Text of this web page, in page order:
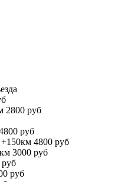
2800 руб
руб
4800 руб
3000 руб
руб
руб